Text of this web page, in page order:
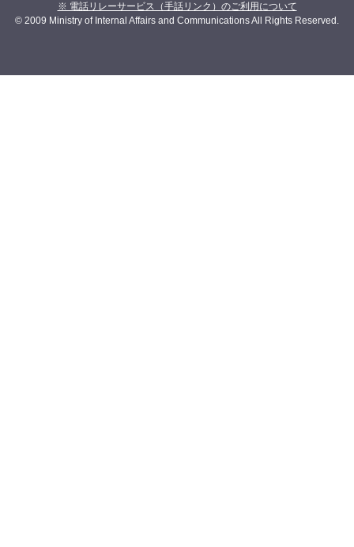
※ 電話リレーサービス（手話リンク）のご利用について
© 2009 Ministry of Internal Affairs and Communications All Rights Reserved.